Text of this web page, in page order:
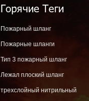
Горячие Теги
Пожарный шланг
Пожарные шланги
Тип 3 пожарный шланг
Лежал плоский шланг
трехслойный нитрильный